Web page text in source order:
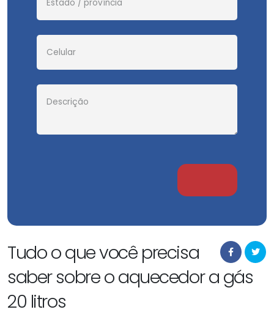
Tudo o que você precisa
saber sobre o aquecedor a gás
20 litros